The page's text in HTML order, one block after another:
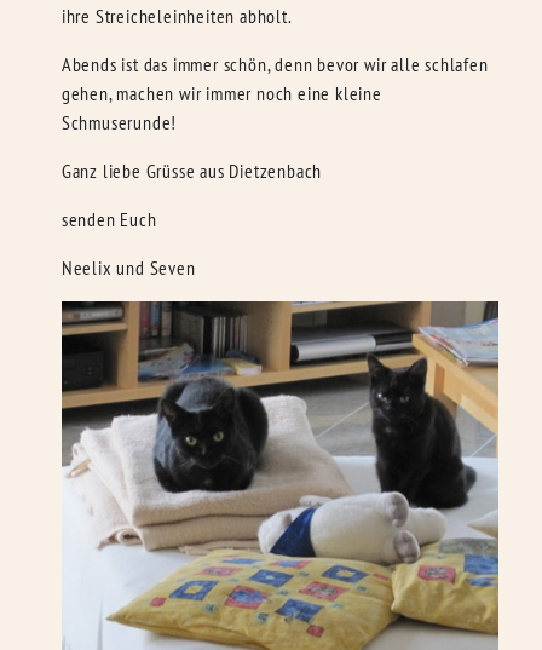
ihre Streicheleinheiten abholt.
Abends ist das immer schön, denn bevor wir alle schlafen
gehen, machen wir immer noch eine kleine
Schmuserunde!
Ganz liebe Grüsse aus Dietzenbach
senden Euch
Neelix und Seven